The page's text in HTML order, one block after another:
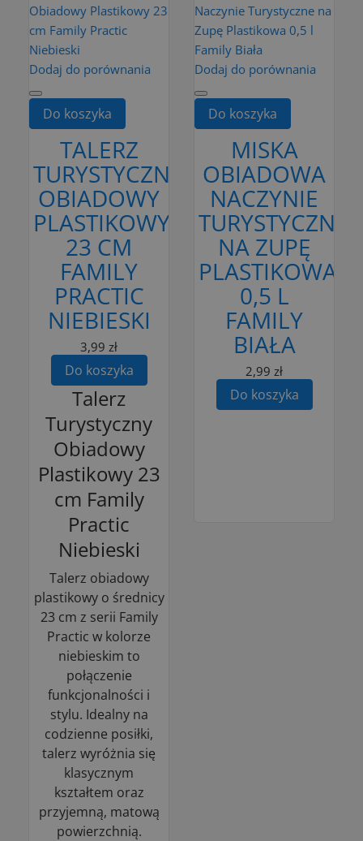
Dodaj do porównania
Do koszyka
TALERZ
TURYSTYCZNY
OBIADOWY
PLASTIKOWY
23 CM
FAMILY
PRACTIC
NIEBIESKI
3,99 zł
Do koszyka
Talerz
Turystyczny
Obiadowy
Plastikowy 23
cm Family
Practic
Niebieski
Talerz obiadowy
plastikowy o średnicy
23 cm z serii Family
Practic w kolorze
niebieskim to
połączenie
funkcjonalności i
stylu. Idealny na
codzienne posiłki,
talerz wyróżnia się
klasycznym
kształtem oraz
przyjemną, matową
powierzchnią.
Dodaj do porównania
Do koszyka
MISKA
OBIADOWA
NACZYNIE
TURYSTYCZNE
NA ZUPĘ
PLASTIKOWA
0,5 L
FAMILY
BIAŁA
2,99 zł
Do koszyka